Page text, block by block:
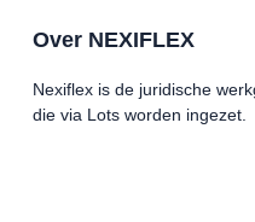
Over NEXIFLEX
Nexiflex is de juridische
die via Lots worden ingezet.